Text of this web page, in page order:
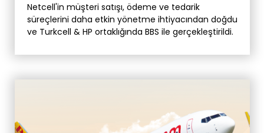
Netcell'in müşteri satışı, ödeme ve tedarik
süreçlerini daha etkin yönetme ihtiyacından doğdu
ve Turkcell & HP ortaklığında BBS ile gerçekleştirildi.